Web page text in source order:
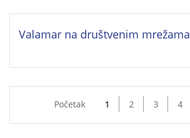
Valamar na društvenim mrežama
Početak 1 2 3 4